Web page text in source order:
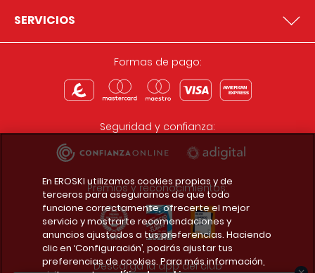
SERVICIOS
Formas de pago:
Seguridad y confianza:
Premios y reconocimientos:
Descarga la app del club
En EROSKI utilizamos cookies propias y de
terceros para asegurarnos de que todo
funcione correctamente, ofrecerte el mejor
servicio y mostrarte recomendaciones y
anuncios ajustados a tus preferencias. Haciendo
clic en ‘Configuración’, podrás ajustar tus
preferencias de cookies. Para más información,